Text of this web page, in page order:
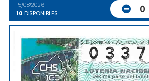
15/08/2026
10 DISPONIBLES 0